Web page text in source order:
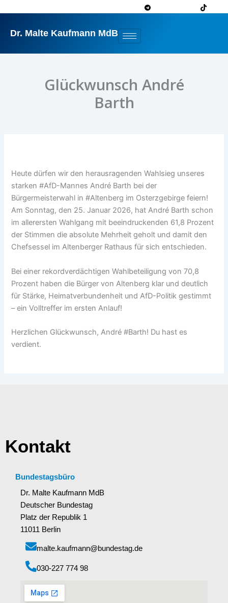
springen
Dr. Malte Kaufmann MdB
Glückwunsch André
Barth
Heute dürfen wir den herausragenden Wahlsieg unseres
starken #AfD-Mannes André Barth bei der
Bürgermeisterwahl in #Altenberg im Osterzgebirge feiern!
Am Sonntag, den 25. Januar 2026, hat André Barth schon
im allerersten Wahlgang mit beeindruckenden 61,8 Prozent
der Stimmen die absolute Mehrheit geholt und damit den
Chefsessel im Altenberger Rathaus für sich entschieden.
Bei einer rekordverdächtigen Wahlbeteiligung von 70,8
Prozent haben die Bürger von Altenberg klar und deutlich
für Stärke, Heimatverbundenheit und AfD-Politik gestimmt
– ein Volltreffer im ersten Anlauf!
Herzlichen Glückwunsch, André #Barth! Du hast es
verdient.
Kontakt
Bundestagsbüro
Dr. Malte Kaufmann MdB
Deutscher Bundestag
Platz der Republik 1
11011 Berlin
malte.kaufmann@bundestag.de
‭030-227 774 98‬